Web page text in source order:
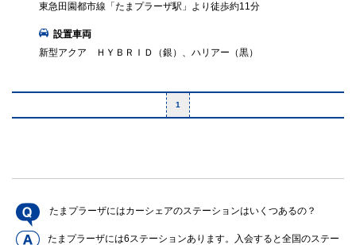
東急田園都市線「たまプラーザ駅」より徒歩約11分
設置車両
新型アクア ＨＹＢＲＩＤ（銀）、ハリアー（黒）
1
たまプラーザにはカーシェアのステーションはいくつあるの？
たまプラーザには6ステーションあります。入会すると全国のステー